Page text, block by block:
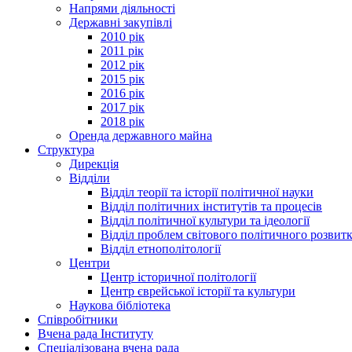
Напрями діяльності
Державні закупівлі
2010 рік
2011 рік
2012 рік
2015 рік
2016 рік
2017 рік
2018 рік
Оренда державного майна
Структура
Дирекція
Відділи
Відділ теорії та історії політичної науки
Відділ політичних інститутів та процесів
Відділ політичної культури та ідеології
Відділ проблем світового політичного
Відділ етнополітології
Центри
Центр історичної політології
Центр єврейської історії та культури
Наукова бібліотека
Співробітники
Вчена рада Інституту
Спеціалізована вчена рада